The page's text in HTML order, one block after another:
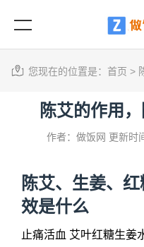
您现在的位置是： 首页 >
陈艾的作用
作者：做饭网 更新时
陈艾、生姜、
效是什么
止痛活血 艾叶红糖生姜